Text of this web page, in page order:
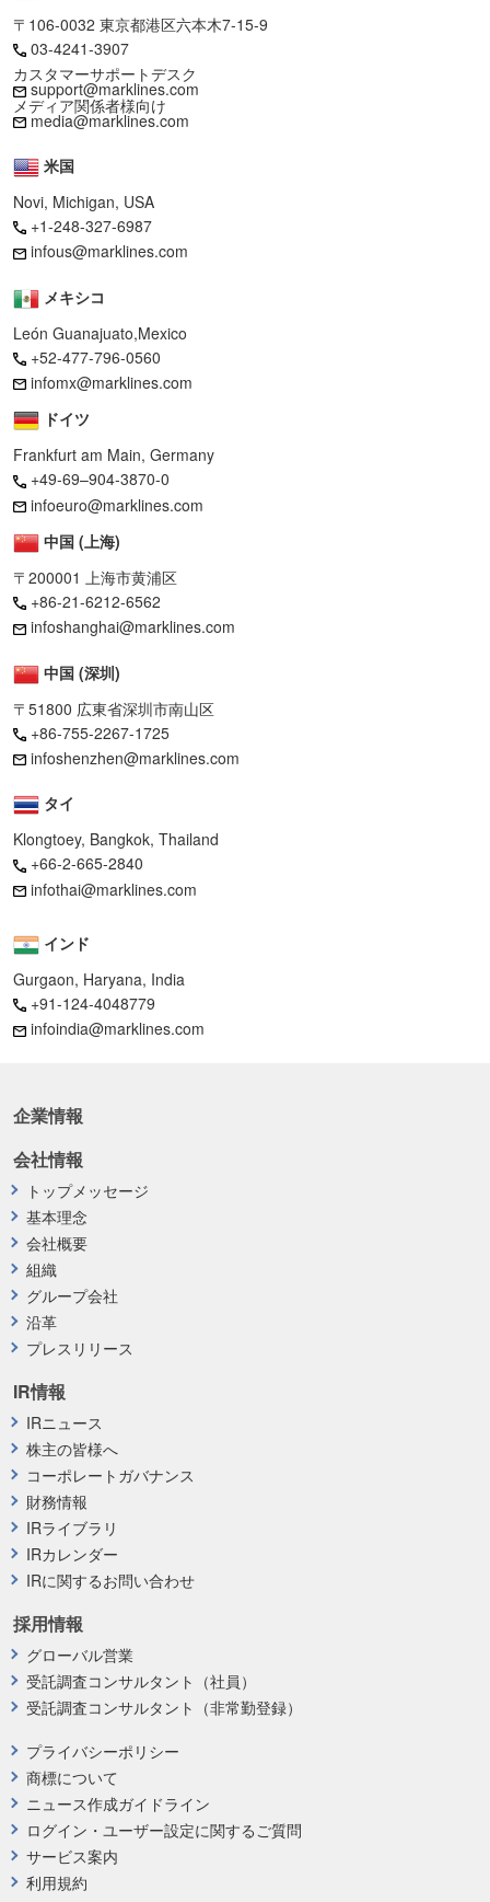
〒106-0032 東京都港区六本木7-15-9
03-4241-3907
カスタマーサポートデスク
support@marklines.com
メディア関係者様向け
media@marklines.com
米国
Novi, Michigan, USA
+1-248-327-6987
infous@marklines.com
メキシコ
León Guanajuato,Mexico
+52-477-796-0560
infomx@marklines.com
ドイツ
Frankfurt am Main, Germany
+49-69–904-3870-0
infoeuro@marklines.com
中国 (上海)
〒200001 上海市黄浦区
+86-21-6212-6562
infoshanghai@marklines.com
中国 (深圳)
〒51800 広東省深圳市南山区
+86-755-2267-1725
infoshenzhen@marklines.com
タイ
Klongtoey, Bangkok, Thailand
+66-2-665-2840
infothai@marklines.com
インド
Gurgaon, Haryana, India
+91-124-4048779
infoindia@marklines.com
企業情報
プライバシーポリシー
商標について
ニュース作成ガイドライン
ログイン・ユーザー設定に関するご質問
サービス案内
利用規約
採用情報
グローバル営業
受託調査コンサルタント（社員）
受託調査コンサルタント（非常勤登録）
会社情報
トップメッセージ
基本理念
会社概要
組織
グループ会社
沿革
プレスリリース
IR情報
IRニュース
株主の皆様へ
コーポレートガバナンス
財務情報
IRライブラリ
IRカレンダー
IRに関するお問い合わせ